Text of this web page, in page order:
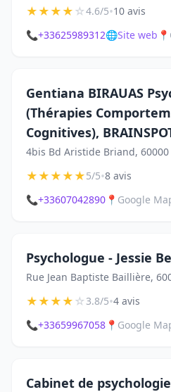
★★★★☆4.6/5•10 avis
📞+33625989312🌐Site web 📍
Gentiana BIRAUAS
(Thérapies
Cognitives),
4bis Bd Aristide Briand, 60000
★★★★★5/5•8 avis
📞+33607042890 📍 Google
Psychologue - Jessie
Rue Jean Baptiste Baillière,
★★★★☆3.8/5•4 avis
📞+33659967058 📍 Google
Cabinet de